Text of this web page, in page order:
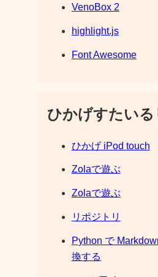
VenoBox 2
highlight.js
Font Awesome
ひかげすたいる
ひかげ iPod touch
Zolaで遊ぶ
Zolaで遊ぶ
リポジトリ
Python で
換する